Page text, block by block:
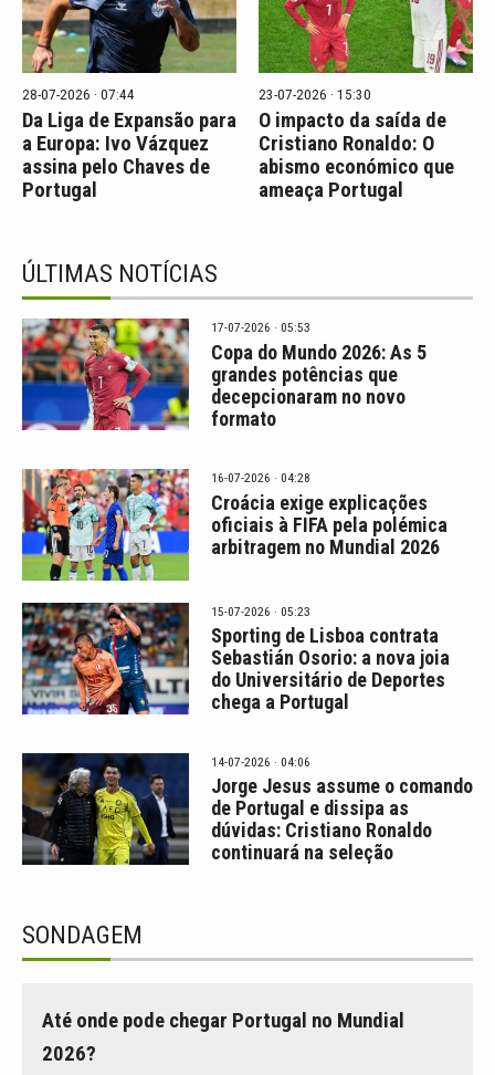
28-07-2026 · 07:44
Da Liga de Expansão para
a Europa: Ivo Vázquez
assina pelo Chaves de
Portugal
23-07-2026 · 15:30
O impacto da saída de
Cristiano Ronaldo: O
abismo económico que
ameaça Portugal
ÚLTIMAS NOTÍCIAS
17-07-2026 · 05:53
Copa do Mundo 2026: As 5
grandes potências que
decepcionaram no novo
formato
16-07-2026 · 04:28
Croácia exige explicações
oficiais à FIFA pela polémica
arbitragem no Mundial 2026
15-07-2026 · 05:23
Sporting de Lisboa contrata
Sebastián Osorio: a nova joia
do Universitário de Deportes
chega a Portugal
14-07-2026 · 04:06
Jorge Jesus assume o comando
de Portugal e dissipa as
dúvidas: Cristiano Ronaldo
continuará na seleção
SONDAGEM
Até onde pode chegar Portugal no Mundial
2026?